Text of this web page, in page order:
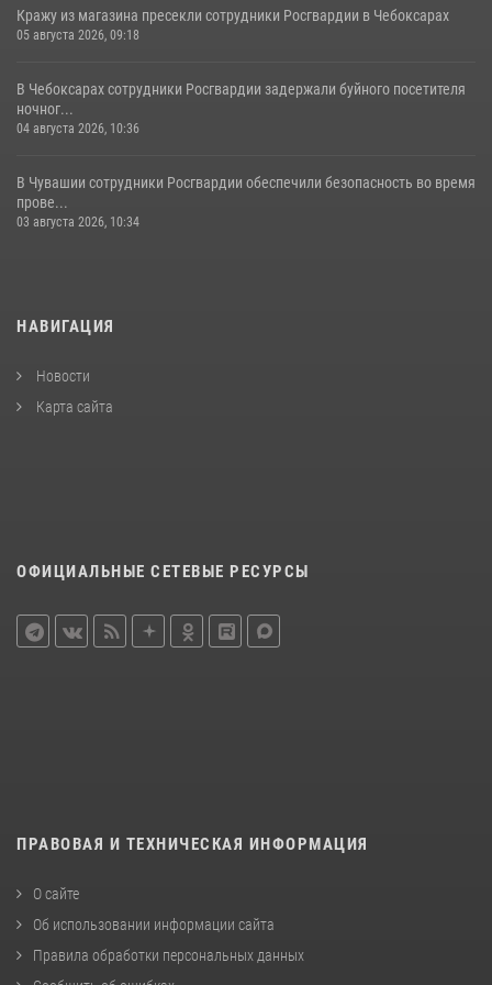
Кражу из магазина пресекли сотрудники Росгвардии в Чебоксарах
05 августа 2026, 09:18
В Чебоксарах сотрудники Росгвардии задержали буйного посетителя
ночног...
04 августа 2026, 10:36
В Чувашии сотрудники Росгвардии обеспечили безопасность во время
прове...
03 августа 2026, 10:34
НАВИГАЦИЯ
Новости
Карта сайта
ОФИЦИАЛЬНЫЕ СЕТЕВЫЕ РЕСУРСЫ
ПРАВОВАЯ И ТЕХНИЧЕСКАЯ ИНФОРМАЦИЯ
О сайте
Об использовании информации сайта
Правила обработки персональных данных